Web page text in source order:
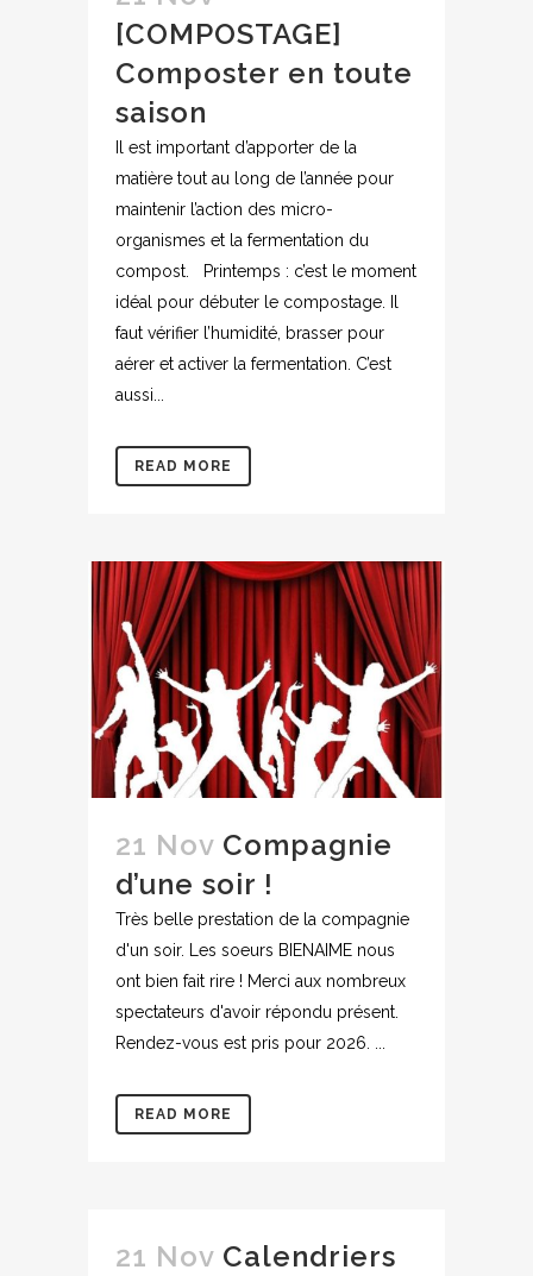
[COMPOSTAGE]
Composter en toute
saison
Il est important d’apporter de la
matière tout au long de l’année pour
maintenir l’action des micro-
organismes et la fermentation du
compost. Printemps : c’est le moment
idéal pour débuter le compostage. Il
faut vérifier l’humidité, brasser pour
aérer et activer la fermentation. C’est
aussi...
READ MORE
21 Nov Compagnie
d’une soir !
Très belle prestation de la compagnie
d'un soir. Les soeurs BIENAIME nous
ont bien fait rire ! Merci aux nombreux
spectateurs d'avoir répondu présent.
Rendez-vous est pris pour 2026. ...
READ MORE
21 Nov Calendriers